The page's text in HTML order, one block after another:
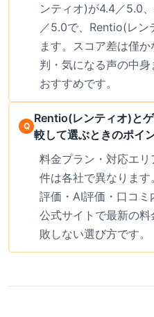
ンティオ)が4.4／5.0
／5.0で、Rentio(レン
ます。スコア差は僅
判・気になる声の中
おすすめです。
Rentio(レンティオ)と
較して選ぶときのポイ
料金プラン・対応エ
件は各社で異なりま
評価・AI評価・口コ
公式サイトで最新の
敗しない選び方です。